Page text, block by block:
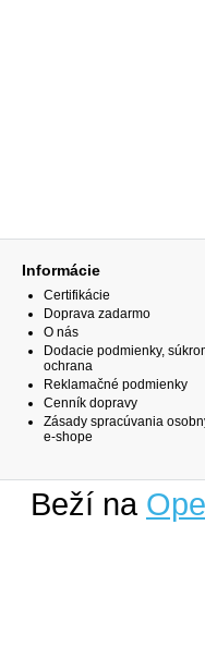
Informácie
Certifikácie
Doprava zadarmo
O nás
Dodacie podmienky,
ochrana
Reklamačné podmienky
Cenník dopravy
Zásady spracúvania
e-shope
Beží na